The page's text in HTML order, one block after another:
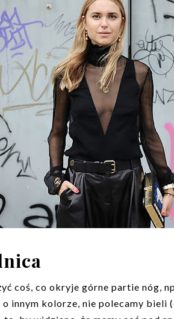
coś, co okryje górne partie nóg,
kolorze, nie polecamy bieli